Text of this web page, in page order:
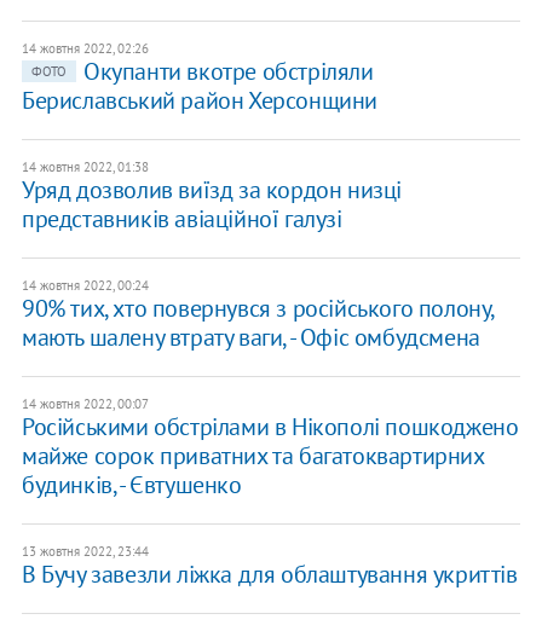
14 жовтня 2022, 02:26
ФОТО
Окупанти вкотре обстріляли
Бериславський район Херсонщини
14 жовтня 2022, 01:38
Уряд дозволив виїзд за кордон низці
представників авіаційної галузі
14 жовтня 2022, 00:24
90% тих, хто повернувся з російського полону,
мають шалену втрату ваги, - Офіс омбудсмена
14 жовтня 2022, 00:07
Російськими обстрілами в Нікополі пошкоджено
майже сорок приватних та багатоквартирних
будинків, - Євтушенко
13 жовтня 2022, 23:44
В Бучу завезли ліжка для облаштування укриттів